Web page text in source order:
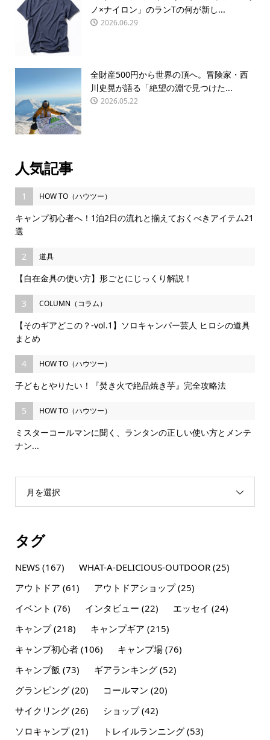
ノ×ナイロン」のランTの何が新し...
2026.06.29
全財産500円から世界の頂へ。冒険家・西
川史晃が語る「絶望の淵で見つけた...
2026.05.22
人気記事
1 HOW TO（ハウツー）
キャンプ初心者へ！1泊2日の流れと揃えておくべきアイテム21
選
2 道具
【自在金具の使い方】形ごとにじっくり解説！
3 COLUMN（コラム）
【そのギアどこの？-vol.1】ソロキャンパー芸人 ヒロシの道具
まとめ
4 HOW TO（ハウツー）
子どもとやりたい！『焚き火で絶品焼き芋』完全攻略法
5 HOW TO（ハウツー）
ミスターコールマンに聞く、ランタンの正しい使い方とメンテ
ナン...
月を選択
タグ
NEWS(167) WHAT-A-DELICIOUS-OUTDOOR(25)
アウトドア (61) アウトドアショップ(25)
イベント (76) インタビュー (22) エッセイ (24)
キャンプ(218) キャンプギア (215)
キャンプ初心者(106) キャンプ場(76)
キャンプ飯 (73) ギアランキング(52)
グランピング(20) コールマン (20)
サイクリング(26) ショップ(42)
ソロキャンプ(21) トレイルランニング(53)